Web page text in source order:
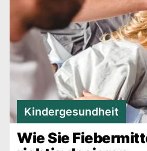
Kindergesundheit
Wie Sie